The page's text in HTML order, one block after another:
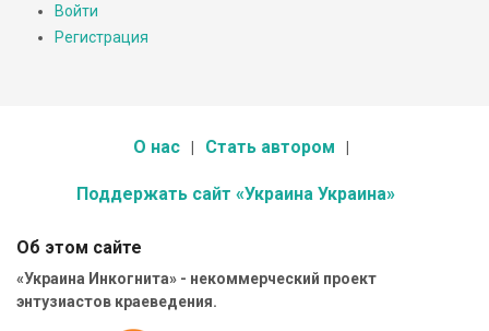
Войти
Регистрация
О нас Стать автором
Поддержать сайт «Украина Украина»
Об этом сайте
«Украина Инкогнита» - некоммерческий проект
энтузиастов краеведения.